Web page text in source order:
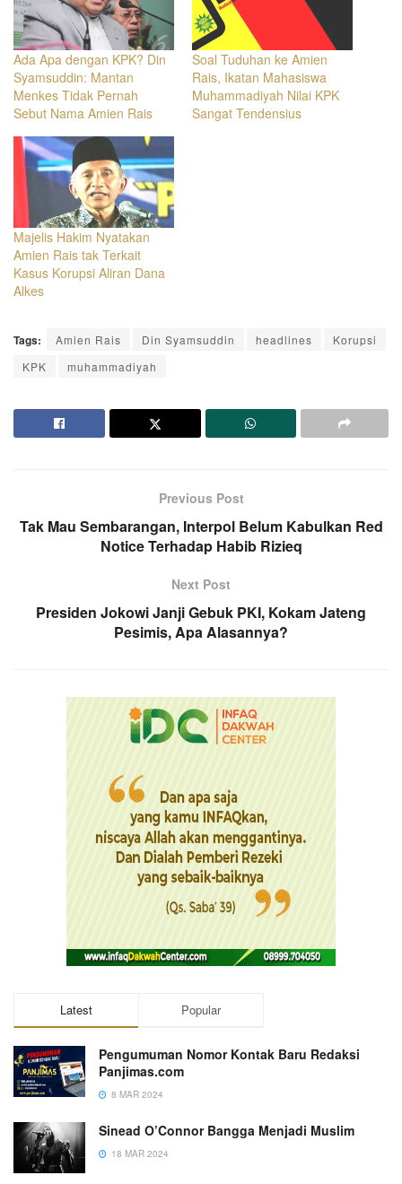
Ada Apa dengan KPK? Din
Syamsuddin: Mantan
Menkes Tidak Pernah
Sebut Nama Amien Rais
Soal Tuduhan ke Amien
Rais, Ikatan Mahasiswa
Muhammadiyah Nilai KPK
Sangat Tendensius
Majelis Hakim Nyatakan
Amien Rais tak Terkait
Kasus Korupsi Aliran Dana
Alkes
Tags: Amien Rais Din Syamsuddin headlines
Korupsi
KPK
muhammadiyah
Previous Post
Tak Mau Sembarangan, Interpol Belum Kabulkan Red
Notice Terhadap Habib Rizieq
Next Post
Presiden Jokowi Janji Gebuk PKI, Kokam Jateng
Pesimis, Apa Alasannya?
Latest Popular
Pengumuman Nomor Kontak Baru Redaksi
Panjimas.com
8 MAR 2024
Sinead O’Connor Bangga Menjadi Muslim
18 MAR 2024